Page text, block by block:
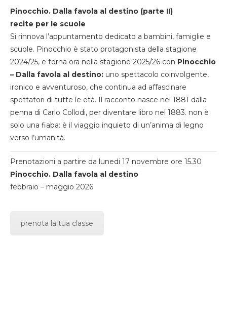
Pinocchio. Dalla favola al destino (parte II)
recite per le scuole
Si rinnova l’appuntamento dedicato a bambini, famiglie e
scuole. Pinocchio è stato protagonista della stagione
2024/25, e torna ora nella stagione 2025/26 con Pinocchio
– Dalla favola al destino: uno spettacolo coinvolgente,
ironico e avventuroso, che continua ad affascinare
spettatori di tutte le età. Il racconto nasce nel 1881 dalla
penna di Carlo Collodi, per diventare libro nel 1883. non è
solo una fiaba: è il viaggio inquieto di un’anima di legno
verso l’umanità.
Prenotazioni a partire da lunedi 17 novembre ore 15.30
Pinocchio. Dalla favola al destino
febbraio – maggio 2026
prenota la tua classe